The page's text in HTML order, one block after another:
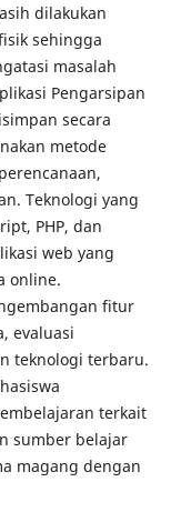
dilakukan
sehingga
masalah
Pengarsipan
secara
metode
Teknologi yang
PHP, dan
web yang
online.
fitur
evaluasi
teknologi terbaru.
terkait
sumber belajar
magang dengan